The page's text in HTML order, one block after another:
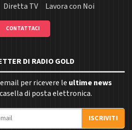
Diretta TV Lavora con Noi
CONTATTACI
DI RADIO GOLD
per ricevere le ultime news
di posta elettronica.
ISCRIVITI